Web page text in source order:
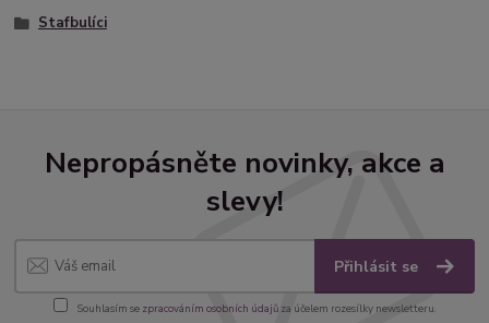
Stafbulíci
Nepropásněte novinky, akce a
slevy!
Přihlásit se
Souhlasím se zpracováním osobních údajůza účelem rozesílky newsletteru.